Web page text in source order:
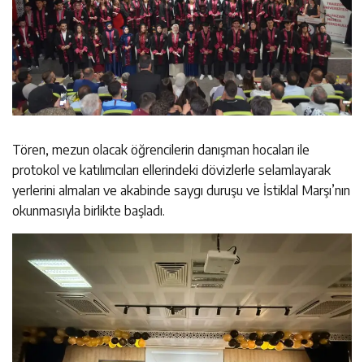
Tören, mezun olacak öğrencilerin danışman hocaları ile
protokol ve katılımcıları ellerindeki dövizlerle selamlayarak
yerlerini almaları ve akabinde saygı duruşu ve İstiklal Marşı’nın
okunmasıyla birlikte başladı.